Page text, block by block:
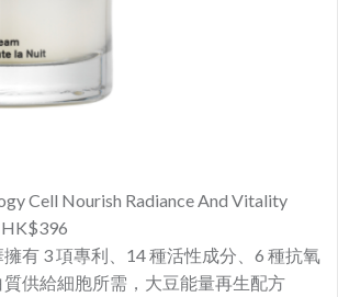
Cell Nourish Radiance And Vitality
HK$396
擁有 3 項專利、14 種活性成分、6 種抗氧
供給細胞所需，大豆能量再生配方